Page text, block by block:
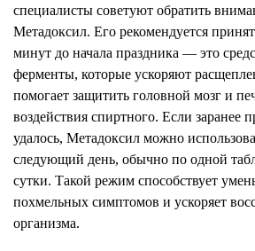
специалисты советуют обратить
Метадоксил. Его рекомендуется
минут до начала праздника — это
ферменты, которые ускоряют
помогает защитить головной мозг и
воздействия спиртного. Если заранее
удалось, Метадоксил можно
следующий день, обычно по одной
сутки. Такой режим способствует
похмельных симптомов и ускоряет
организма.